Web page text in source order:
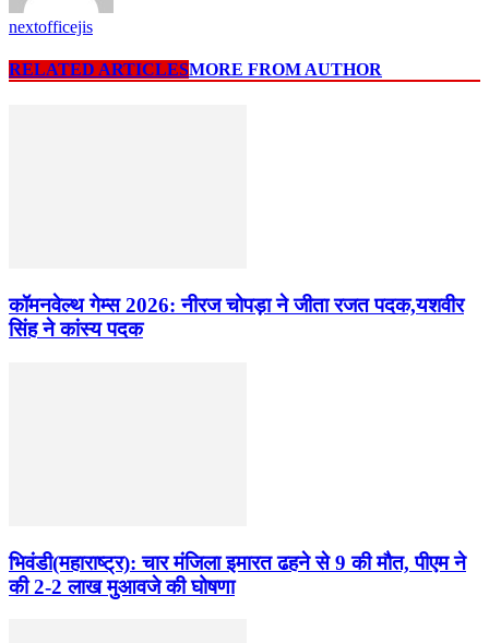
nextofficejis
RELATED ARTICLESMORE FROM AUTHOR
कॉमनवेल्थ गेम्स 2026: नीरज चोपड़ा ने जीता रजत पदक,यशवीर
सिंह ने कांस्य पदक
भिवंडी(महाराष्ट्र): चार मंजिला इमारत ढहने से 9 की मौत, पीएम ने
की 2-2 लाख मुआवजे की घोषणा